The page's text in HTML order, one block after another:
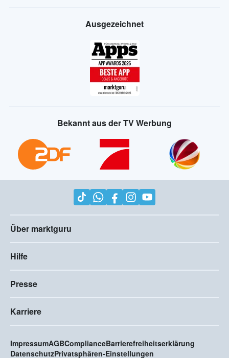
Ausgezeichnet
Bekannt aus der TV Werbung
Über marktguru
Hilfe
Presse
Karriere
ImpressumAGBComplianceBarrierefreiheitserklärung
DatenschutzPrivatsphären-Einstellungen